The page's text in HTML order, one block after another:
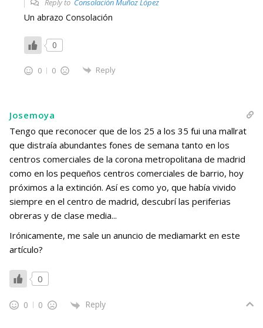
Reply to Consolación Muñoz López
Un abrazo Consolación
0
0 0 Reply
Josemoya
Tengo que reconocer que de los 25 a los 35 fui una mallrat
que distraía abundantes fones de semana tanto en los
centros comerciales de la corona metropolitana de madrid
como en los pequeños centros comerciales de barrio, hoy
próximos a la extinción. Así es como yo, que había vivido
siempre en el centro de madrid, descubrí las periferias
obreras y de clase media...
Irónicamente, me sale un anuncio de mediamarkt en este
artículo?
0
0 0 Reply